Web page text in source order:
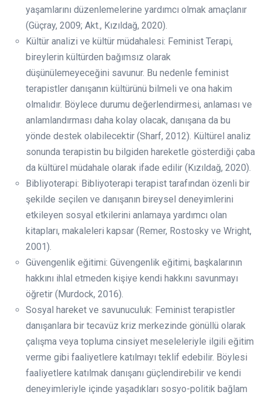
yaşamlarını düzenlemelerine yardımcı olmak amaçlanır
(Güçray, 2009; Akt., Kızıldağ, 2020).
Kültür analizi ve kültür müdahalesi: Feminist Terapi,
bireylerin kültürden bağımsız olarak
düşünülemeyeceğini savunur. Bu nedenle feminist
terapistler danışanın kültürünü bilmeli ve ona hakim
olmalıdır. Böylece durumu değerlendirmesi, anlaması ve
anlamlandırması daha kolay olacak, danışana da bu
yönde destek olabilecektir (Sharf, 2012). Kültürel analiz
sonunda terapistin bu bilgiden hareketle gösterdiği çaba
da kültürel müdahale olarak ifade edilir (Kızıldağ, 2020).
Bibliyoterapi: Bibliyoterapi terapist tarafından özenli bir
şekilde seçilen ve danışanın bireysel deneyimlerini
etkileyen sosyal etkilerini anlamaya yardımcı olan
kitapları, makaleleri kapsar (Remer, Rostosky ve Wright,
2001).
Güvengenlik eğitimi: Güvengenlik eğitimi, başkalarının
hakkını ihlal etmeden kişiye kendi hakkını savunmayı
öğretir (Murdock, 2016).
Sosyal hareket ve savunuculuk: Feminist terapistler
danışanlara bir tecavüz kriz merkezinde gönüllü olarak
çalışma veya topluma cinsiyet meseleleriyle ilgili eğitim
verme gibi faaliyetlere katılmayı teklif edebilir. Böylesi
faaliyetlere katılmak danışanı güçlendirebilir ve kendi
deneyimleriyle içinde yaşadıkları sosyo-politik bağlam